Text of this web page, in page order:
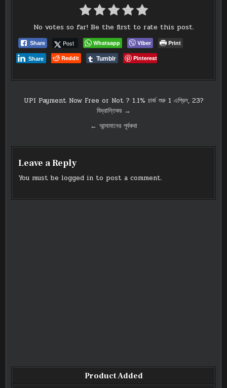
No votes so far! Be the first to rate this post.
Share Post Whatsapp Viber
Print
Reddit
Tumblr Pinterest
Share
Post
UPI Payment Now Free or Not ? 1.1% চার্জ শুরু 1 এপ্রিল, 23?
বিভ্রান্তিকর →
← আন্দামানের পূর্বকথা
Leave a Reply
You must be logged in to post a comment.
Product Added